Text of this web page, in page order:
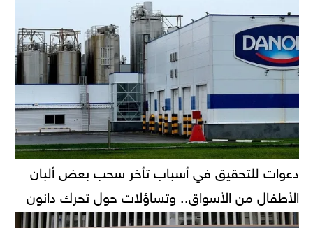
دعوات للتحقيق في أسباب تأخر سحب بعض ألبان
الأطفال من الأسواق.. وتساؤلات حول تحرك دانون